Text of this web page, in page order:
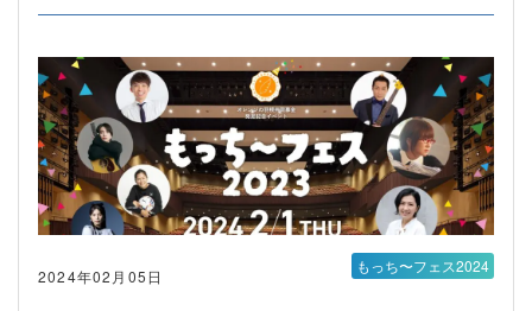
2024年02月05日
もっち〜フェス2024